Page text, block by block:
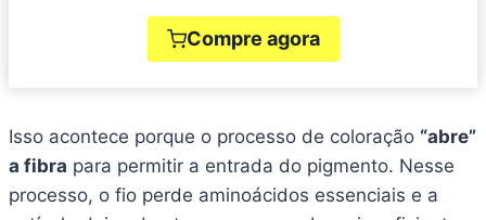
Compre agora
Isso acontece porque o processo de coloração “abre”
a fibra para permitir a entrada do pigmento. Nesse
processo, o fio perde aminoácidos essenciais e a